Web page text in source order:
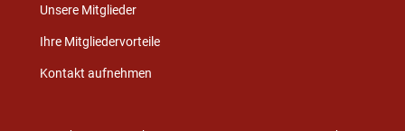
Unsere Mitglieder
Ihre Mitgliedervorteile
Kontakt aufnehmen